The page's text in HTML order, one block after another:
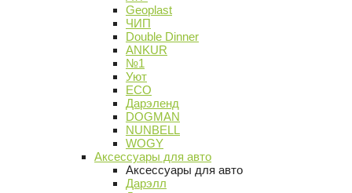
Geoplast
ЧИП
Double Dinner
ANKUR
№1
Уют
ECO
Дарэленд
DOGMAN
NUNBELL
WOGY
Аксессуары для авто
Аксессуары для авто
Дарэлл